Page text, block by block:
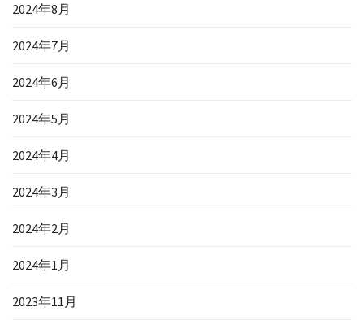
2024年8月
2024年7月
2024年6月
2024年5月
2024年4月
2024年3月
2024年2月
2024年1月
2023年11月